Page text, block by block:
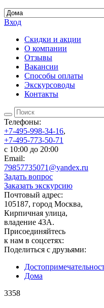
Вход
Скидки и акции
О компании
Отзывы
Вакансии
Способы оплаты
Экскурсоводы
Контакты
Телефоны:
+7-495-998-34-16,
+7-495-773-50-71
c 10:00 до 20:00
Email:
79857735071@yandex.ru
Задать вопрос
Заказать экскурсию
Почтовый адрес:
105187, город Москва,
Кирпичная улица,
владение 43А.
Присоединяйтесь
к нам в соцсетях:
Поделиться с друзьями:
Дома
3358